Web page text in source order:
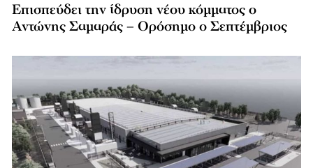
Επισπεύδει την ίδρυση νέου κόμματος o
Αντώνης Σαμαράς – Ορόσημο ο Σεπτέμβριος